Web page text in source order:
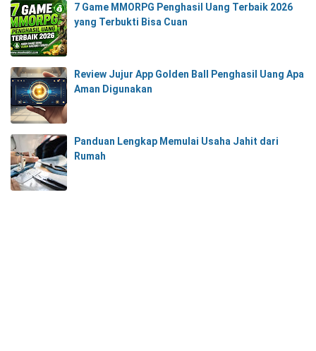
7 Game MMORPG Penghasil Uang Terbaik 2026
yang Terbukti Bisa Cuan
Review Jujur App Golden Ball Penghasil Uang Apa
Aman Digunakan
Panduan Lengkap Memulai Usaha Jahit dari
Rumah